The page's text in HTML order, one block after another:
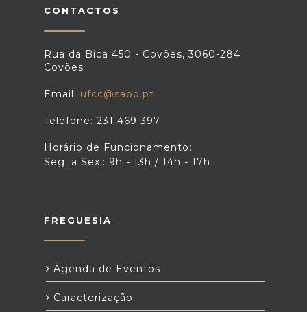
CONTACTOS
Rua da Bica 450 - Covões, 3060-284
Covões
Email: ufcc@sapo.pt
Telefone: 231 469 397
Horário de Funcionamento:
Seg. a Sex.: 9h - 13h / 14h - 17h
FREGUESIA
Agenda de Eventos
Caracterização